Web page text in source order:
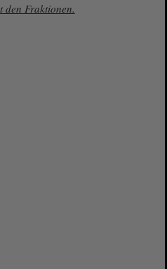
den Fraktionen.